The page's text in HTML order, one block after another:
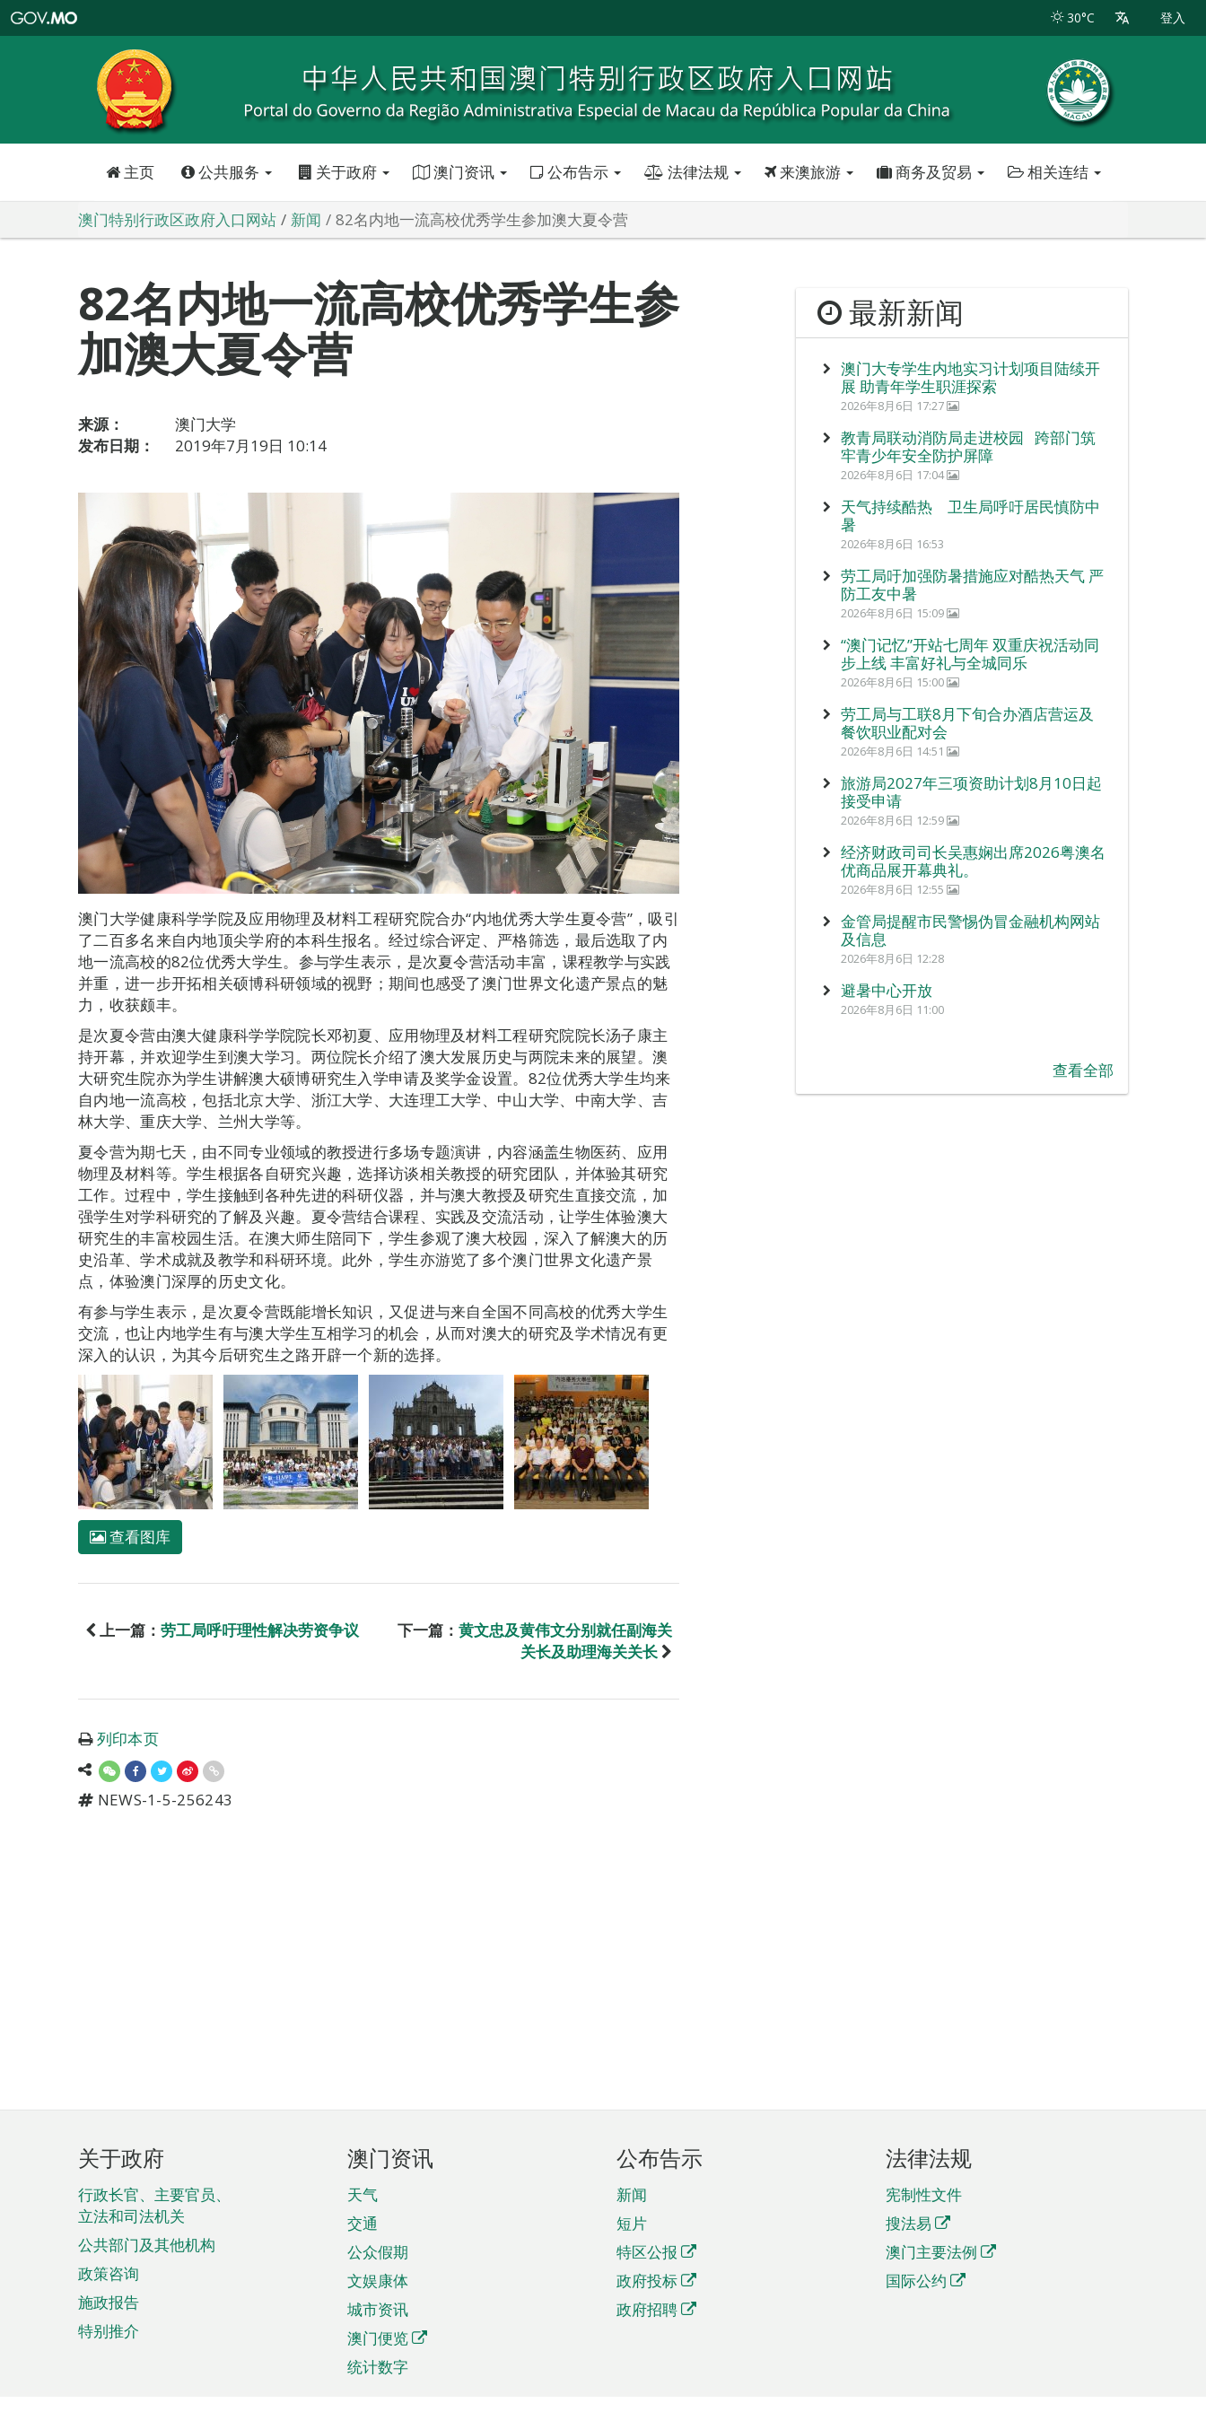
特
政
区
政
口
30°C 登入
主页 公共服务 关于政府 澳门资讯 公布告示 法律法规 来澳旅游 商务及贸易 相关连结
澳门特别行政区政府入口网站 新闻 82名内地一流高校优秀学生参加澳大夏令营
82名内地一流高校优秀学生参
加澳大夏令营
来源：
澳门大学
发布日期：
2019年7月19日 10:14
澳门大学健康科学学院及应用物理及材料工程研究院合办“内地优秀大学生夏令营”，吸引
了二百多名来自内地顶尖学府的本科生报名。经过综合评定、严格筛选，最后选取了内
地一流高校的82位优秀大学生。参与学生表示，是次夏令营活动丰富，课程教学与实践
并重，进一步开拓相关硕博科研领域的视野；期间也感受了澳门世界文化遗产景点的魅
力，收获颇丰。
是次夏令营由澳大健康科学学院院长邓初夏、应用物理及材料工程研究院院长汤子康主
持开幕，并欢迎学生到澳大学习。两位院长介绍了澳大发展历史与两院未来的展望。澳
大研究生院亦为学生讲解澳大硕博研究生入学申请及奖学金设置。82位优秀大学生均来
自内地一流高校，包括北京大学、浙江大学、大连理工大学、中山大学、中南大学、吉
林大学、重庆大学、兰州大学等。
夏令营为期七天，由不同专业领域的教授进行多场专题演讲，内容涵盖生物医药、应用
物理及材料等。学生根据各自研究兴趣，选择访谈相关教授的研究团队，并体验其研究
工作。过程中，学生接触到各种先进的科研仪器，并与澳大教授及研究生直接交流，加
强学生对学科研究的了解及兴趣。夏令营结合课程、实践及交流活动，让学生体验澳大
研究生的丰富校园生活。在澳大师生陪同下，学生参观了澳大校园，深入了解澳大的历
史沿革、学术成就及教学和科研环境。此外，学生亦游览了多个澳门世界文化遗产景
点，体验澳门深厚的历史文化。
有参与学生表示，是次夏令营既能增长知识，又促进与来自全国不同高校的优秀大学生
交流，也让内地学生有与澳大学生互相学习的机会，从而对澳大的研究及学术情况有更
深入的认识，为其今后研究生之路开辟一个新的选择。
查看图库
上一篇： 劳工局呼吁理性解决劳资争议 下一篇： 黄文忠及黄伟文分别就任副海关
关长及助理海关关长
列印本页
NEWS-1-5-256243
最新新闻
澳门大专学生内地实习计划项目陆续开
展 助青年学生职涯探索
2026年8月6日 17:27
教青局联动消防局走进校园 跨部门筑
牢青少年安全防护屏障
2026年8月6日 17:04
天气持续酷热 卫生局呼吁居民慎防中
暑
2026年8月6日 16:53
劳工局吁加强防暑措施应对酷热天气 严
防工友中暑
2026年8月6日 15:09
“澳门记忆”开站七周年 双重庆祝活动同
步上线 丰富好礼与全城同乐
2026年8月6日 15:00
劳工局与工联8月下旬合办酒店营运及
餐饮职业配对会
2026年8月6日 14:51
旅游局2027年三项资助计划8月10日起
接受申请
2026年8月6日 12:59
经济财政司司长吴惠娴出席2026粤澳名
优商品展开幕典礼。
2026年8月6日 12:55
金管局提醒市民警惕伪冒金融机构网站
及信息
2026年8月6日 12:28
避暑中心开放
2026年8月6日 11:00
查看全部
页
脚
菜
单
关于政府
行政长官、主要官员、
立法和司法机关
公共部门及其他机构
政策咨询
施政报告
特别推介
澳门资讯
天气
交通
公众假期
文娱康体
城市资讯
澳门便览
统计数字
公布告示
新闻
短片
特区公报
政府投标
政府招聘
法律法规
宪制性文件
搜法易
澳门主要法例
国际公约